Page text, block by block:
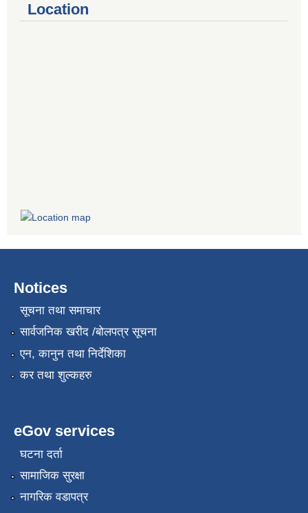
Location
Notices
सूचना तथा समाचार
सार्वजनिक खरीद /बोलपत्र सूचना
एन, कानुन तथा निर्देशिका
कर तथा शुल्कहरु
eGov services
घटना दर्ता
सामाजिक सुरक्षा
नागरिक वडापत्र